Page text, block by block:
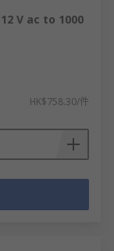
V ac to 1000
HK$758.30/件